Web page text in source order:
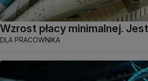
Wzrost płacy minimalnej.
DLA PRACOWNIKA